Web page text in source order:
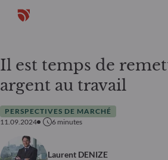
Il est temps de
argent au travail
PERSPECTIVES DE MARCHÉ
11.09.2024
6 minutes
Laurent DENIZE